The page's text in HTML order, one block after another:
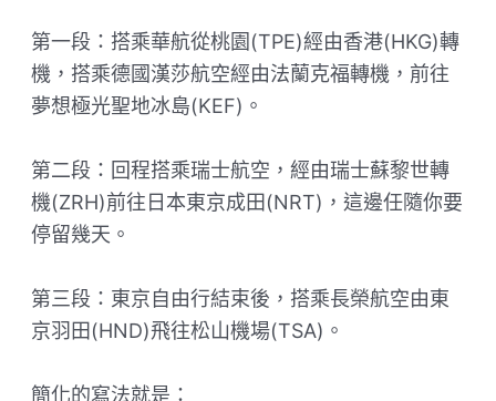
第一段：搭乘華航從桃園(TPE)經由香港(HKG)轉
機，搭乘德國漢莎航空經由法蘭克福轉機，前往
夢想極光聖地冰島(KEF)。
第二段：回程搭乘瑞士航空，經由瑞士蘇黎世轉
機(ZRH)前往日本東京成田(NRT)，這邊任隨你要
停留幾天。
第三段：東京自由行結束後，搭乘長榮航空由東
京羽田(HND)飛往松山機場(TSA)。
簡化的寫法就是：